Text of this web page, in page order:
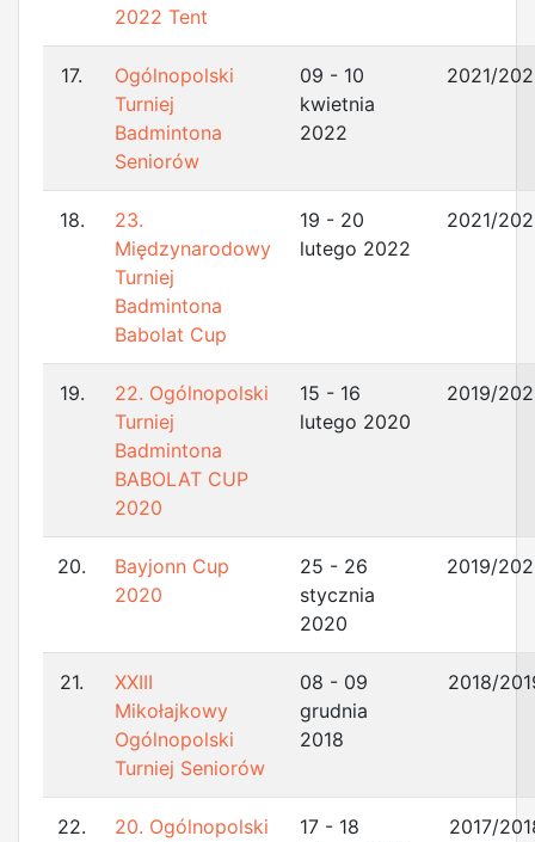
2022 Tent
17.
Ogólnopolski
Turniej
Badmintona
Seniorów
09 - 10
kwietnia
2022
2021/
18.
23.
Międzynarodowy
Turniej
Badmintona
Babolat Cup
19 - 20
lutego 2022
2021/
19.
22. Ogólnopolski
Turniej
Badmintona
BABOLAT CUP
2020
15 - 16
lutego 2020
2019/
20.
Bayjonn Cup
2020
25 - 26
stycznia
2020
2019/
21.
XXIII
Mikołajkowy
Ogólnopolski
Turniej Seniorów
08 - 09
grudnia
2018
2018/
22.
20. Ogólnopolski
17 - 18
2017/